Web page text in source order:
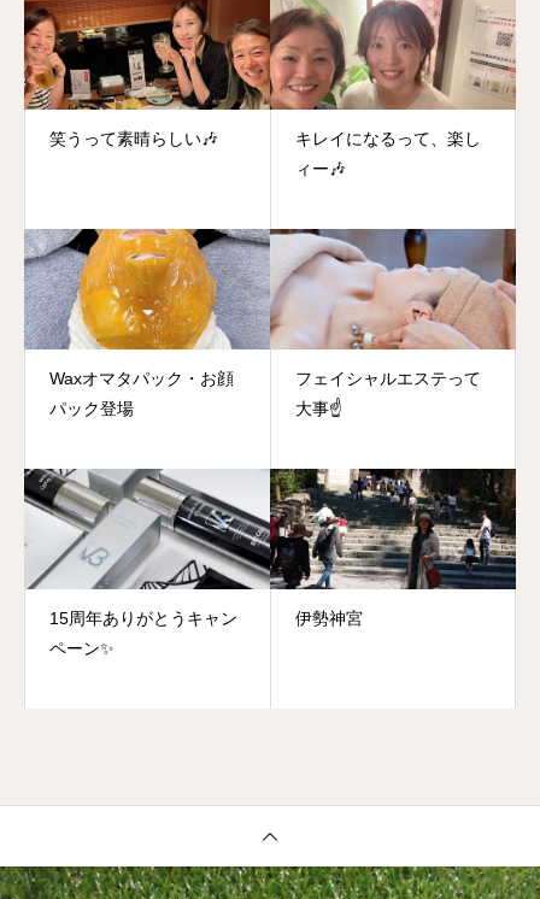
笑うって素晴らしい🎶
キレイになるって、楽し
ィー🎶
Waxオマタパック・お顔
パック登場
フェイシャルエステって
大事☝
15周年ありがとうキャン
ペーン✨
伊勢神宮